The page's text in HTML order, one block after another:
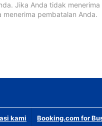
Jika Anda tidak menerima
pembatalan Anda.
kami Booking.com for